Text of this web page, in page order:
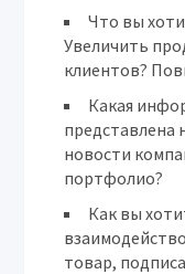
Что вы
Увеличить
клиентов?
Какая
представлена
новости
портфолио?
Как вы
товар,